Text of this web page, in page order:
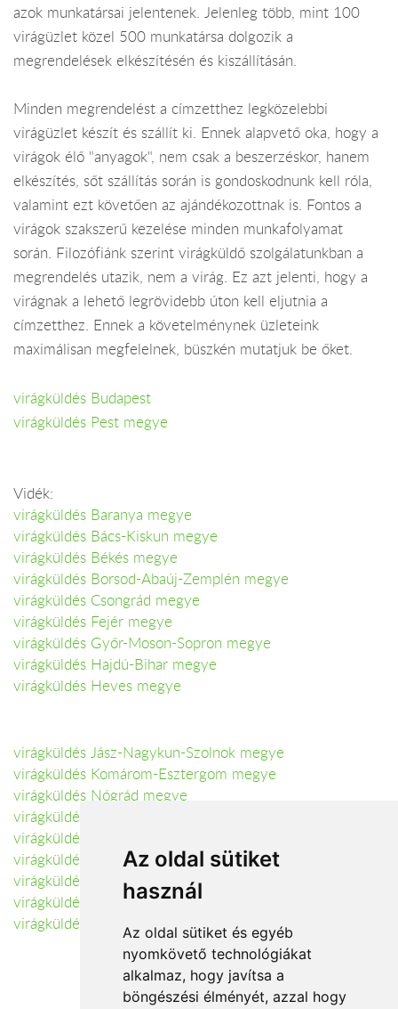
Az oldal sütiket
használ
Az oldal sütiket és egyéb
nyomkövető technológiákat
alkalmaz, hogy javítsa a
böngészési élményét, azzal hogy
azok munkatársai jelentenek. Jelenleg több, mint 100
virágüzlet közel 500 munkatársa dolgozik a
megrendelések elkészítésén és kiszállításán.
Minden megrendelést a címzetthez legközelebbi
virágüzlet készít és szállít ki. Ennek alapvető oka, hogy a
virágok élő "anyagok", nem csak a beszerzéskor, hanem
elkészítés, sőt szállítás során is gondoskodnunk kell róla,
valamint ezt követően az ajándékozottnak is. Fontos a
virágok szakszerű kezelése minden munkafolyamat
során. Filozófiánk szerint virágküldő szolgálatunkban a
megrendelés utazik, nem a virág. Ez azt jelenti, hogy a
virágnak a lehető legrövidebb úton kell eljutnia a
címzetthez. Ennek a követelménynek üzleteink
maximálisan megfelelnek, büszkén mutatjuk be őket.
virágküldés Budapest
virágküldés Pest megye
Vidék:
virágküldés Baranya megye
virágküldés Bács-Kiskun megye
virágküldés Békés megye
virágküldés Borsod-Abaúj-Zemplén megye
virágküldés Csongrád megye
virágküldés Fejér megye
virágküldés Győr-Moson-Sopron megye
virágküldés Hajdú-Bihar megye
virágküldés Heves megye
virágküldés Jász-Nagykun-Szolnok megye
virágküldés Komárom-Esztergom megye
virágküldés Nógrád megye
virágküldés Szabolcs-Szatmár-Bereg megye
virágküldés Somogy megye
virágküldés Tolna megye
virágküldés Vas megye
virágküldés Veszprém megye
virágküldés Zala megye